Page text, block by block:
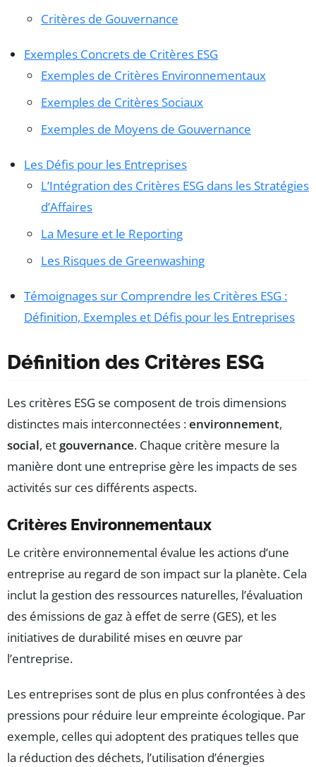
Critères de Gouvernance
Exemples Concrets de Critères ESG
Exemples de Critères Environnementaux
Exemples de Critères Sociaux
Exemples de Moyens de Gouvernance
Les Défis pour les Entreprises
L’Intégration des Critères ESG dans les Stratégies
d’Affaires
La Mesure et le Reporting
Les Risques de Greenwashing
Témoignages sur Comprendre les Critères ESG :
Définition, Exemples et Défis pour les Entreprises
Définition des Critères ESG
Les critères ESG se composent de trois dimensions
distinctes mais interconnectées :environnement,
social, et gouvernance. Chaque critère mesure la
manière dont une entreprise gère les impacts de ses
activités sur ces différents aspects.
Critères Environnementaux
Le critère environnemental évalue les actions d’une
entreprise au regard de son impact sur la planète. Cela
inclut la gestion des ressources naturelles, l’évaluation
des émissions de gaz à effet de serre (GES), et les
initiatives de durabilité mises en œuvre par
l’entreprise.
Les entreprises sont de plus en plus confrontées à des
pressions pour réduire leur empreinte écologique. Par
exemple, celles qui adoptent des pratiques telles que
la réduction des déchets, l’utilisation d’énergies